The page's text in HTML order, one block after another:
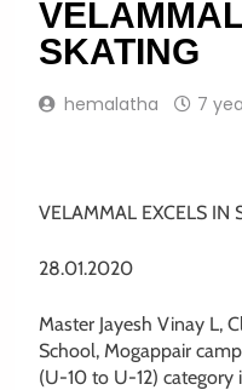
SKATING
hemalatha 7
VELAMMAL EXCELS IN
28.01.2020
Master Jayesh Vinay L,
School, Mogappair
(U-10 to U-12)